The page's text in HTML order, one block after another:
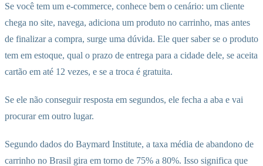
Se você tem um e-commerce, conhece bem o cenário: um cliente
chega no site, navega, adiciona um produto no carrinho, mas antes
de finalizar a compra, surge uma dúvida. Ele quer saber se o produto
tem em estoque, qual o prazo de entrega para a cidade dele, se aceita
cartão em até 12 vezes, e se a troca é gratuita.
Se ele não conseguir resposta em segundos, ele fecha a aba e vai
procurar em outro lugar.
Segundo dados do Baymard Institute, a taxa média de abandono de
carrinho no Brasil gira em torno de 75% a 80%. Isso significa que